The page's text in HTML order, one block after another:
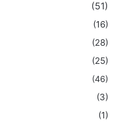
(51)
(16)
(28)
(25)
(46)
(3)
(1)